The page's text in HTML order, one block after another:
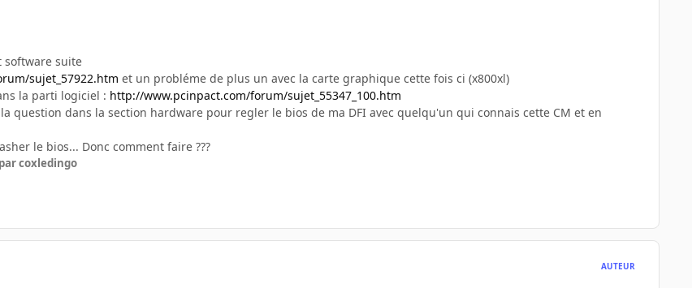
software suite
sujet_57922.htm et un probléme de plus un avec la carte graphique cette fois ci (x800xl)
la parti logiciel : http://www.pcinpact.com/forum/sujet_55347_100.htm
question dans la section hardware pour regler le bios de ma DFI avec quelqu'un qui connais cette CM et en
le bios... Donc comment faire ???
par coxledingo
AUTEUR